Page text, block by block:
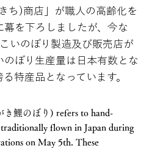
ち)商店」が職人の高齢化を
幕を下ろしましたが、今な
いのぼり製造及び販売店が
のぼり生産量は日本有数とな
特産品となっています。
鯉のぼり) refers to hand-
flown in Japan during
on May 5th. These